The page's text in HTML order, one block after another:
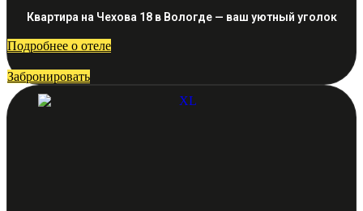
Квартира на Чехова 18 в Вологде — ваш уютный уголок
Подробнее о отеле
Забронировать